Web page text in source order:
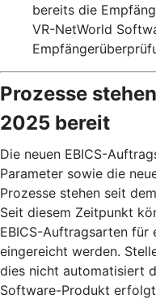
bereits die
VR-NetWorld
Prozesse
2025 bereit
Die neuen EBICS-
Parameter sowie die
Prozesse stehen seit
Seit diesem Zeitpunkt
EBICS-Auftragsarten für
eingereicht werden.
dies nicht automatisiert
Software-Produkt